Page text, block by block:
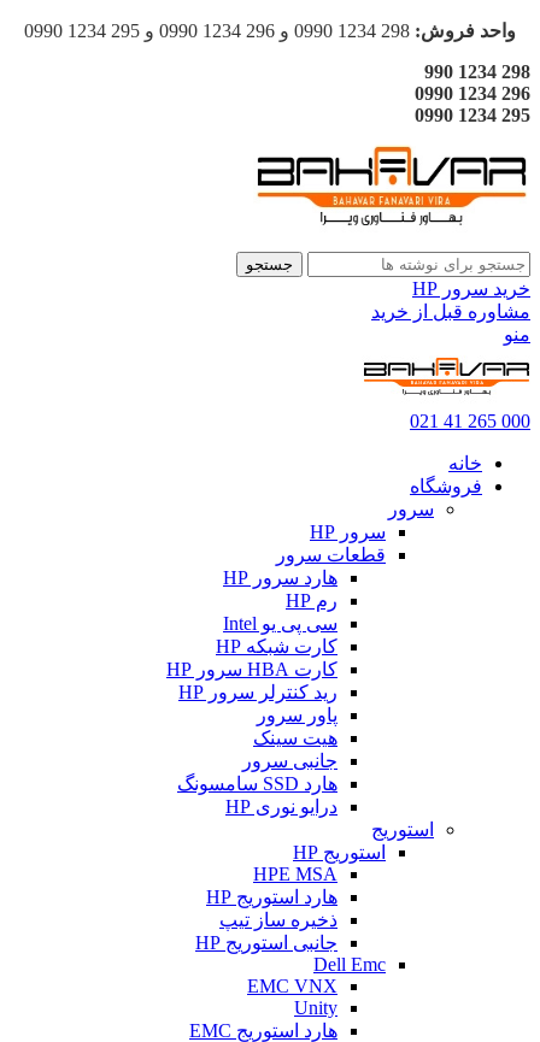
واحد فروش:
298 1234 990
296 1234 0990
295 1234 0990
جستجو
خرید سرور HP
مشاوره قبل از خرید
منو
000 265 41 021
خانه
فروشگاه
سرور
سرور HP
قطعات سرور
هارد سرور HP
رم HP
سی پی یو Intel
کارت شبکه HP
کارت HBA سرور HP
رید کنترلر سرور HP
پاور سرور
هیت سینک
جانبی سرور
هارد SSD سامسونگ
درایو نوری HP
استوریج
استوریج HP
HPE MSA
هارد استوریج HP
ذخیره ساز تیپ
جانبی استوریج HP
Dell Emc
EMC VNX
Unity
هارد استوریج EMC